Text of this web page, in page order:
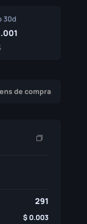
Souvenir
30d
de compra
291
0.003